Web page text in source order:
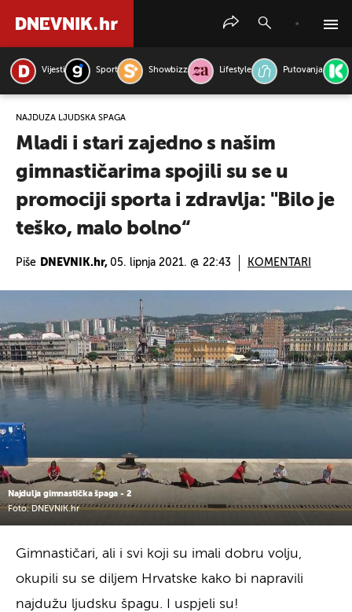
Vijesti Sport Showbizz Lifestyle Putovanja
NAJDUŽA LJUDSKA ŠPAGA
Mladi i stari zajedno s našim
gimnastičarima spojili su se u
promociji sporta i zdravlja: "Bilo je
teško, malo bolno“
Piše DNEVNIK.hr, 05. lipnja 2021. @ 22:43 KOMENTARI
Najdulja gimnastička špaga - 2
Foto: DNEVNIK.hr
Gimnastičari, ali i svi koji su imali dobru volju,
okupili su se diljem Hrvatske kako bi napravili
najdužu ljudsku špagu. I uspjeli su!
PRETRAŽITE VIJESTI